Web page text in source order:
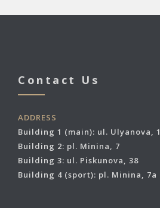
Contact Us
ADDRESS
Building 1 (main): ul. Ulyanova, 1
Building 2: pl. Minina, 7
Building 3: ul. Piskunova, 38
Building 4 (sport): pl. Minina, 7a